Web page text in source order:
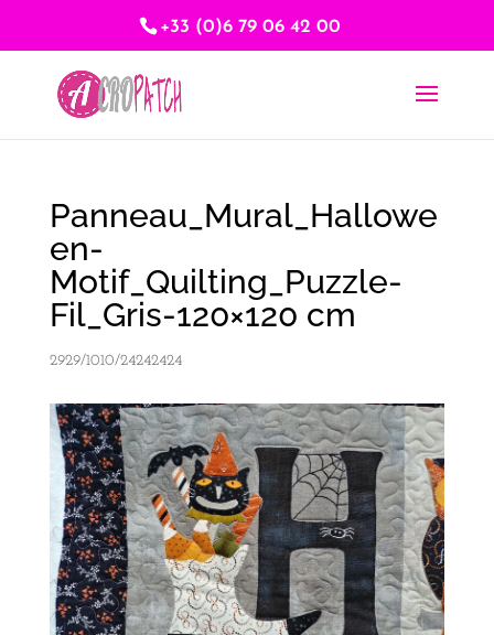
+33 (0)6 79 06 42 00
Panneau_Mural_Hallowe
en-
Motif_Quilting_Puzzle-
Fil_Gris-120×120 cm
2929/1010/24242424